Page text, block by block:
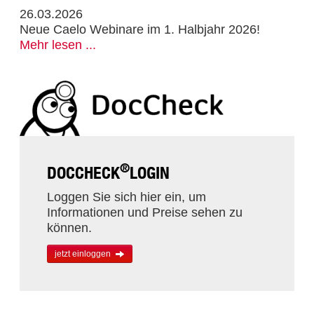
26.03.2026
Neue Caelo Webinare im 1. Halbjahr 2026!
Mehr lesen ...
DOCCHECK®LOGIN
Loggen Sie sich hier ein, um
Informationen und Preise sehen zu
können.
jetzt einloggen